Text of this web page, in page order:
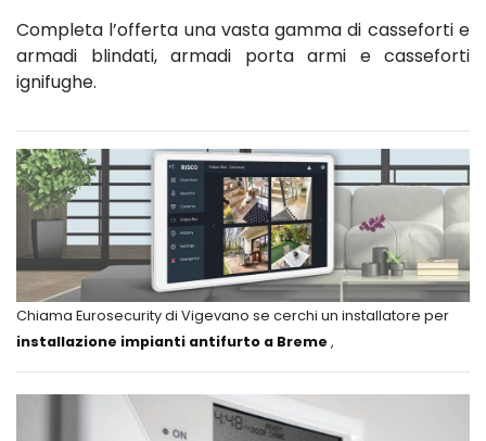
Completa l’offerta una vasta gamma di casseforti e
armadi blindati, armadi porta armi e casseforti
ignifughe.
Chiama Eurosecurity di Vigevano se cerchi un installatore per
installazione impianti antifurto a Breme ,